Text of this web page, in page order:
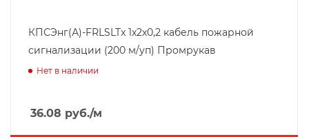
КПСЭнг(А)-FRLSLTx 1х2х0,2 кабель пожарной
сигнализации (200 м/уп) Промрукав
Нет в наличии
36.08 руб./м